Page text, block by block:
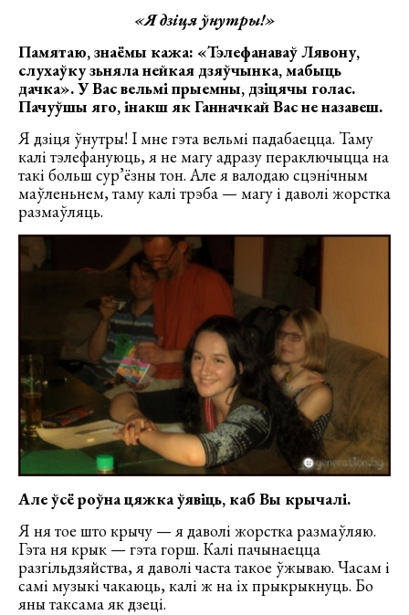
«Я дзіця ўнутры!»
Памятаю, знаёмы кажа: «Тэлефанаваў Лявону,
слухаўку зьняла нейкая дзяўчынка, мабыць
дачка». У Вас вельмі прыемны, дзіцячы голас.
Пачуўшы яго, інакш як Ганначкай Вас не назавеш.
Я дзіця ўнутры! І мне гэта вельмі падабаецца. Таму
калі тэлефануюць, я не магу адразу пераключыцца на
такі больш сур’ёзны тон. Але я валодаю сцэнічным
маўленьнем, таму калі трэба — магу і даволі жорстка
размаўляць.
Але ўсё роўна цяжка ўявіць, каб Вы крычалі.
Я ня тое што крычу — я даволі жорстка размаўляю.
Гэта ня крык — гэта горш. Калі пачынаецца
разгільдзяйства, я даволі часта такое ўжываю. Часам і
самі музыкі чакаюць, калі ж на іх прыкрыкнуць. Бо
яны таксама як дзеці.